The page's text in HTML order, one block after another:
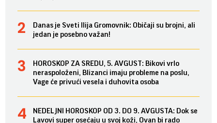
Danas je Sveti Ilija Gromovnik: Običaji su brojni, ali
jedan je posebno važan!
HOROSKOP ZA SREDU, 5. AVGUST: Bikovi vrlo
neraspoloženi, Blizanci imaju probleme na poslu,
Vage će privući vesela i duhovita osoba
NEDELJNI HOROSKOP OD 3. DO 9. AVGUSTA: Dok se
Lavovi super osećaju u svoj koži, Ovan bi rado